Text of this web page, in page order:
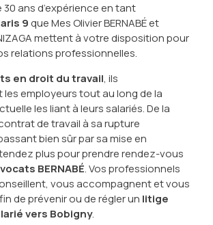
ans d’expérience en tant
9que Mes Olivier BERNABÉ et
mettent à votre disposition pour
relations professionnelles.
en droit du travail, ils
employeurs tout au long de la
les liant à leurs salariés. De la
de travail à sa rupture
bien sûr par sa mise en
plus pour prendre rendez-vous
BERNABÉ. Vos professionnels
vous accompagnent et vous
de prévenir ou de régler un litige
vers Bobigny.